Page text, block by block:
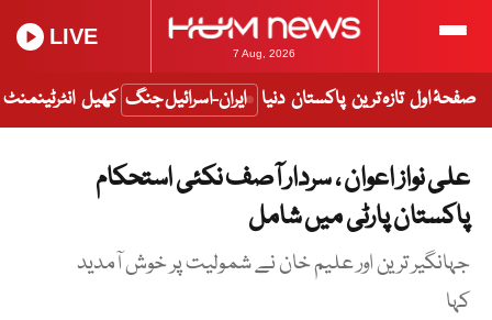
7 Aug, 2026
LIVE
صفحۂ اول تازہ ترین پاکستان دنیا ایران-اسرائیل جنگ کھیل انٹرٹینمنٹ
علی نواز اعوان ، سردار آصف نکئی استحکام
پاکستان پارٹی میں شامل
جہانگیر ترین اور علیم خان نے شمولیت پر خوش آمدید
کہا